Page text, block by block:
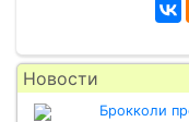
Новости
Брокколи